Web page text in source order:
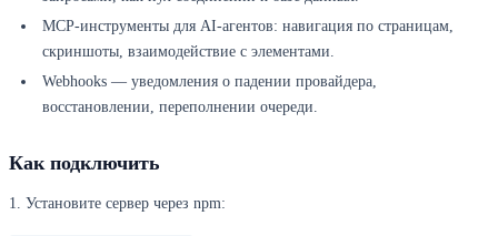
MCP-инструменты для AI-агентов: навигация по страницам,
скриншоты, взаимодействие с элементами.
Webhooks — уведомления о падении провайдера,
восстановлении, переполнении очереди.
Как подключить
1. Установите сервер через npm: